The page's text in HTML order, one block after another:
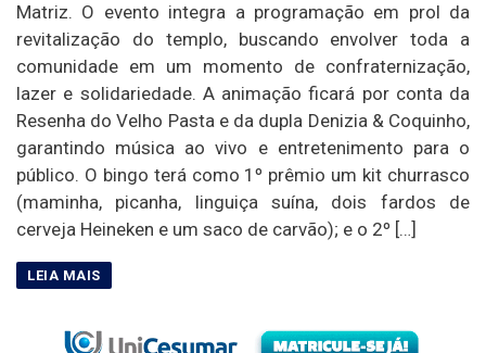
Matriz. O evento integra a programação em prol da
revitalização do templo, buscando envolver toda a
comunidade em um momento de confraternização,
lazer e solidariedade. A animação ficará por conta da
Resenha do Velho Pasta e da dupla Denizia & Coquinho,
garantindo música ao vivo e entretenimento para o
público. O bingo terá como 1º prêmio um kit churrasco
(maminha, picanha, linguiça suína, dois fardos de
cerveja Heineken e um saco de carvão); e o 2º […]